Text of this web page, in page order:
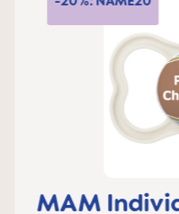
MAM